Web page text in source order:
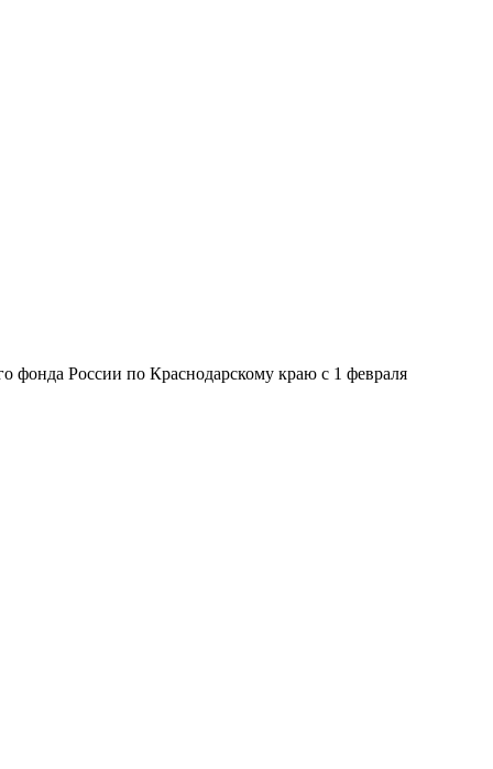
фонда России по Краснодарскому краю с 1 февраля